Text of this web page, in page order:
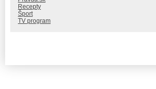
Recepty
Šport
TV program